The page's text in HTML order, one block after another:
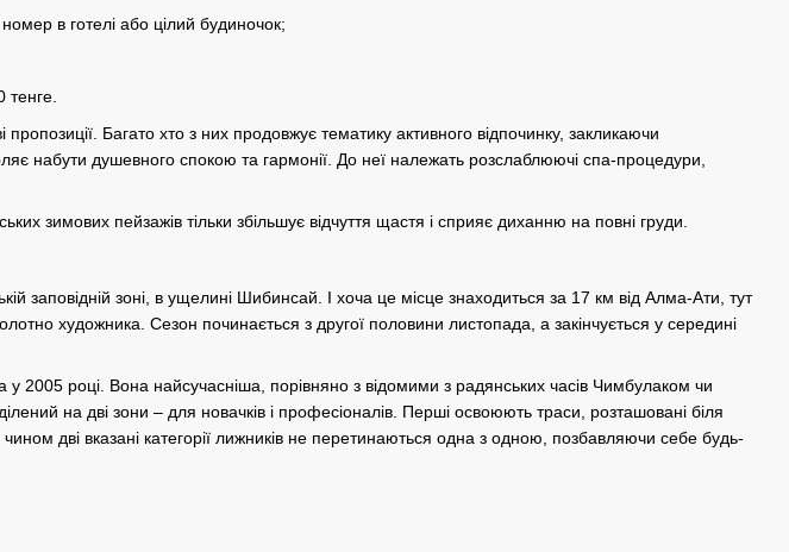
в готелі або цілий будиночок;
тенге.
Багато хто з них продовжує тематику активного відпочинку, закликаючи
набути душевного спокою та гармонії. До неї належать розслаблюючі спа-процедури,
зимових пейзажів тільки збільшує відчуття щастя і сприяє диханню на повні груди.
заповідній зоні, в ущелині Шибинсай. І хоча це місце знаходиться за 17 км від Алма-Ати, тут
художника. Сезон починається з другої половини листопада, а закінчується у середині
у 2005 році. Вона найсучасніша, порівняно з відомими з радянських часів Чимбулаком чи
на дві зони – для новачків і професіоналів. Перші освоюють траси, розташовані біля
чином дві вказані категорії лижників не перетинаються одна з одною, позбавляючи себе будь-